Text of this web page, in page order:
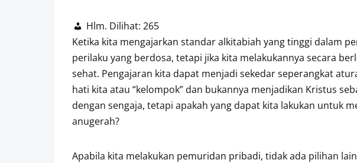
Hlm. Dilihat: 265
Ketika kita mengajarkan standar alkitabiah yang tinggi dalam
perilaku yang berdosa, tetapi jika kita melakukannya secara
sehat. Pengajaran kita dapat menjadi sekedar seperangkat
hati kita atau “kelompok” dan bukannya menjadikan Kristus
dengan sengaja, tetapi apakah yang dapat kita lakukan untuk
anugerah?
Apabila kita melakukan pemuridan pribadi, tidak ada pilihan